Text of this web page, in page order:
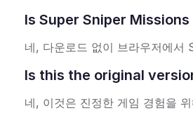
Is Super Sniper
네, 다운로드 없이 브라우저에
Is this the original
네, 이것은 진정한 게임 경험을